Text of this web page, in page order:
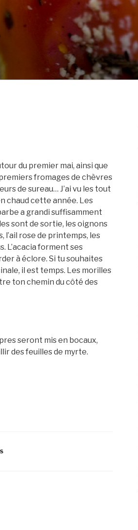
du premier mai, ainsi que
fromages de chèvres
de sureau… J’ai vu les tout
chaud cette année. Les
a grandi suffisamment
sont de sortie, les oignons
rose de printemps, les
L’acacia forment ses
à éclore. Si tu souhaites
il est temps. Les morilles
ton chemin du côté des
seront mis en bocaux,
des feuilles de myrte.